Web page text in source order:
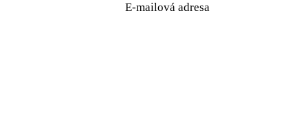
E-mailová adresa